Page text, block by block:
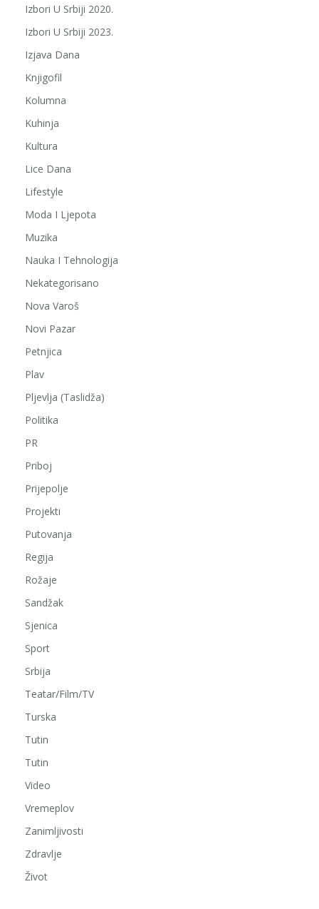
Izbori U Srbiji 2020.
Izbori U Srbiji 2023.
Izjava Dana
Knjigofil
Kolumna
Kuhinja
Kultura
Lice Dana
Lifestyle
Moda I Ljepota
Muzika
Nauka I Tehnologija
Nekategorisano
Nova Varoš
Novi Pazar
Petnjica
Plav
Pljevlja (Taslidža)
Politika
PR
Priboj
Prijepolje
Projekti
Putovanja
Regija
Rožaje
Sandžak
Sjenica
Sport
Srbija
Teatar/Film/TV
Turska
Tutin
Tutin
Video
Vremeplov
Zanimljivosti
Zdravlje
Život